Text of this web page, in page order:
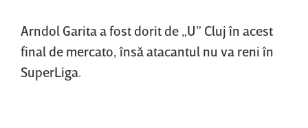
Arndol Garita a fost dorit de „U” Cluj în acest
final de mercato, însă atacantul nu va reni în
SuperLiga.